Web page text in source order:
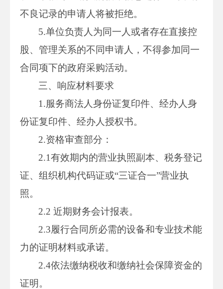
不良记录的申请人将被拒绝。
5.单位负责人为同一人或者存在直接控
股、管理关系的不同申请人，不得参加同一
合同项下的政府采购活动。
三、响应材料要求
1.服务商法人身份证复印件、经办人身
份证复印件、经办人授权书。
2.资格审查部分：
2.1有效期内的营业执照副本、税务登记
证、组织机构代码证或“三证合一”营业执
照。
2.2 近期财务会计报表。
2.3履行合同所必需的设备和专业技术能
力的证明材料或承诺。
2.4依法缴纳税收和缴纳社会保障资金的
证明。